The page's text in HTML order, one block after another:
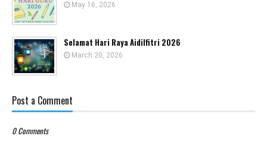
May 16, 2026
Selamat Hari Raya Aidilfitri 2026
March 20, 2026
Post a Comment
0 Comments